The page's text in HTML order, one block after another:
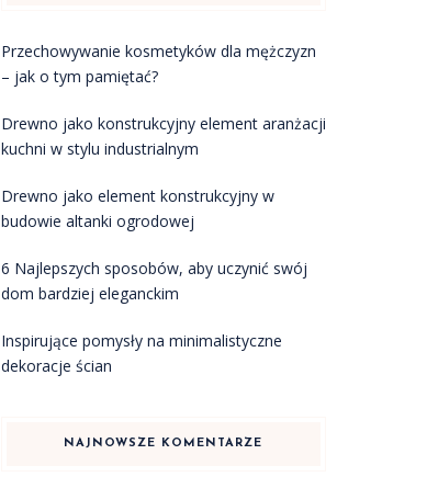
Przechowywanie kosmetyków dla mężczyzn
– jak o tym pamiętać?
Drewno jako konstrukcyjny element aranżacji
kuchni w stylu industrialnym
Drewno jako element konstrukcyjny w
budowie altanki ogrodowej
6 Najlepszych sposobów, aby uczynić swój
dom bardziej eleganckim
Inspirujące pomysły na minimalistyczne
dekoracje ścian
NAJNOWSZE KOMENTARZE